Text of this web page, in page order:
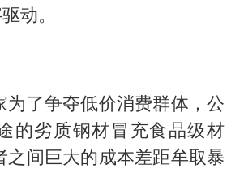
动。
为了争夺低价消费群体，公
的劣质钢材冒充食品级材
之间巨大的成本差距牟取暴